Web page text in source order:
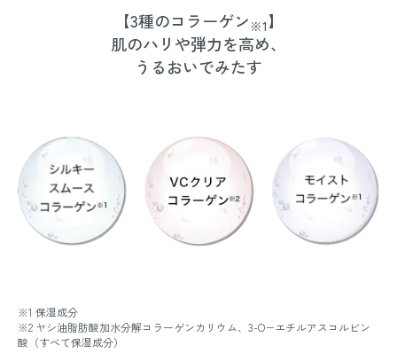
【3種のコラーゲン ※1】
肌のハリや弾力を高め、
うるおいでみたす
※1 保湿成分
※2 ヤシ油脂肪酸加水分解コラーゲンカリウム、3-O−エチルアスコルビン
酸（すべて保湿成分）